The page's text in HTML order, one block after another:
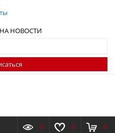
НОВОСТИ
0 0 0